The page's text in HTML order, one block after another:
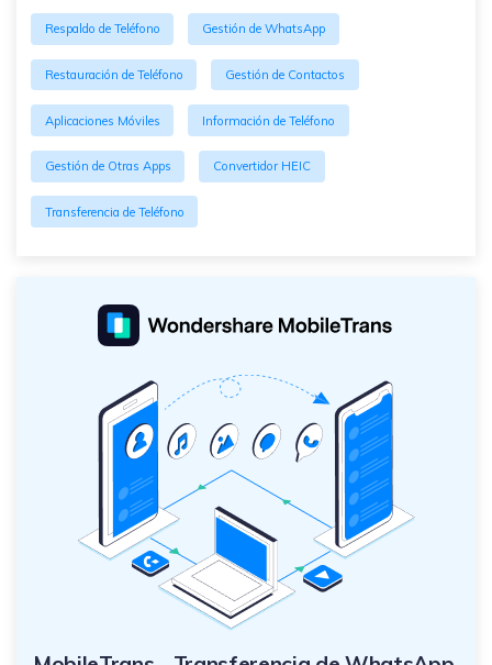
Respaldo de Teléfono Gestión de WhatsApp
Restauración de Teléfono Gestión de Contactos
Aplicaciones Móviles Información de Teléfono
Gestión de Otras Apps Convertidor HEIC
Transferencia de Teléfono